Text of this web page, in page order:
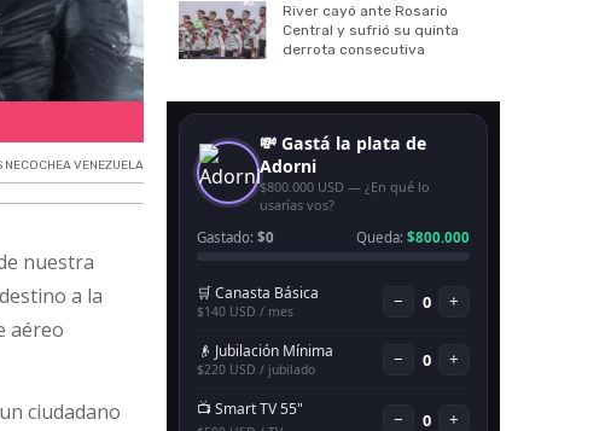
Donaciones de Necochea a Venezuela (Imágen
NECOCHEA VENEZUELA
nuestra
a la
aéreo
ciudadano
River cayó ante Rosario
Central y sufrió su quinta
derrota consecutiva